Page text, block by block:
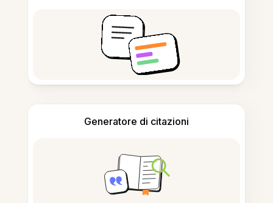
Generatore di citazioni